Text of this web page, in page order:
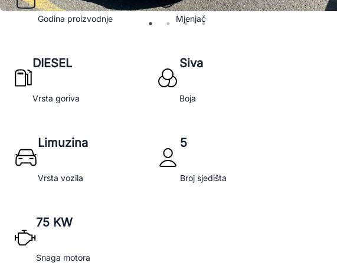
Godina proizvodnje Mjenjač
DIESEL
Vrsta goriva
Siva
Boja
Limuzina
Vrsta vozila
5
Broj sjedišta
75 KW
Snaga motora